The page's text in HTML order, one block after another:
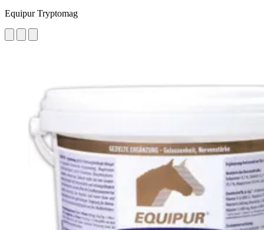
Equipur Tryptomag